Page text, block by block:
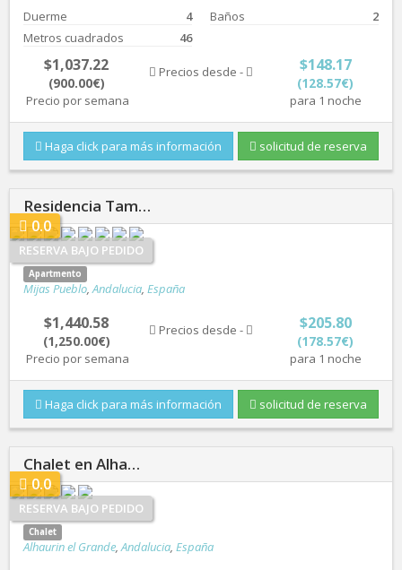
Duerme
4 Baños
2
Metros cuadrados
46
$1,037.22
(900.00€)
Precio por semana
Precios desde - $148.17
(128.57€)
para 1 noche
solicitud de reserva
Haga click para más información
Residencia Tam…
RESERVA BAJO PEDIDO
0.0
Apartmento
Mijas Pueblo,Andalucia, España
$1,440.58
(1,250.00€)
Precio por semana
Precios desde - $205.80
(178.57€)
para 1 noche
solicitud de reserva
Haga click para más información
Chalet en Alha…
RESERVA BAJO PEDIDO
0.0
Chalet
Alhaurin el Grande,Andalucia, España